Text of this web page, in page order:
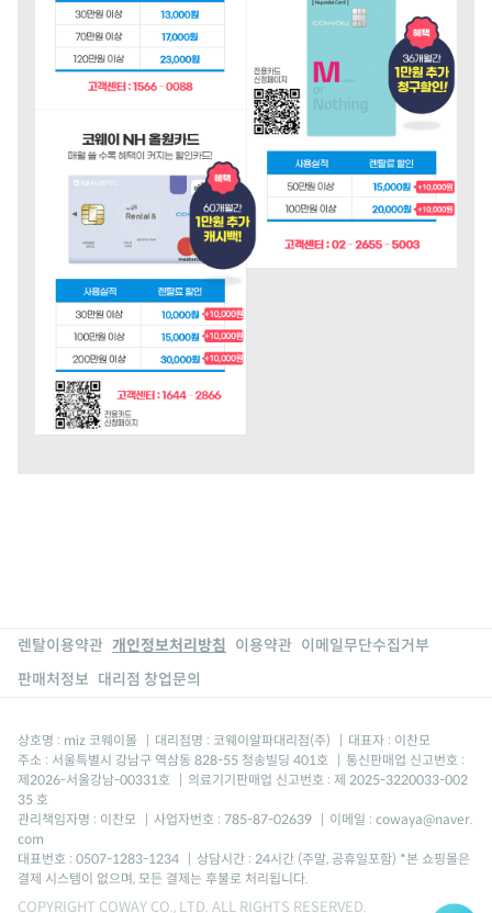
렌탈이용약관 개인정보처리방침 이용약관 이메일무단수집거부
판매처정보 대리점 창업문의
상호명 : miz 코웨이몰 대리점명 : 코웨이알파대리점(주)
대표자 : 이찬모
주소 : 서울특별시 강남구 역삼동 828-55 청송빌딩 401호
통신판매업 신고번호 :
제2026-서울강남-00331호
의료기기판매업 신고번호 : 제 2025-3220033-002
35 호
관리책임자명 : 이찬모
사업자번호 : 785-87-02639
이메일 : cowaya@naver.
com
대표번호 : 0507-1283-1234
상담시간 : 24시간 (주말, 공휴일포함) *본 쇼핑몰은
결제 시스템이 없으며, 모든 결제는 후불로 처리됩니다.
COPYRIGHT COWAY CO., LTD. ALL RIGHTS RESERVED.